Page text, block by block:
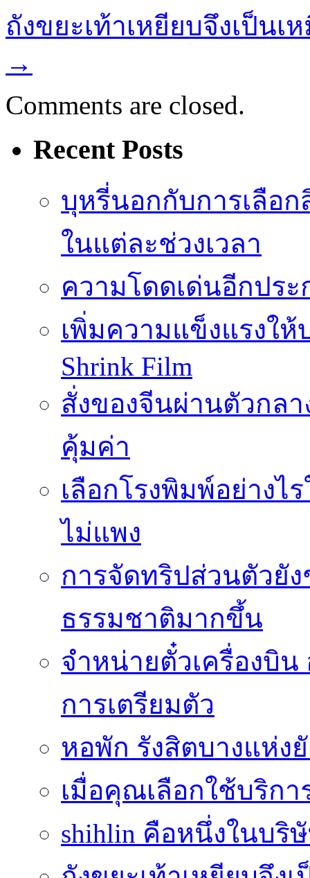
ถังขยะเท้าเหยียบจึงเป็นเ
→
Comments are closed.
Recent Posts
บุหรี่นอกกับการเลือ
ในแต่ละช่วงเวลา
ความโดดเด่นอีกประ
เพิ่มความแข็งแรงให้
Shrink Film
สั่งของจีนผ่านตัวกลา
คุ้มค่า
เลือกโรงพิมพ์อย่าง
ไม่แพง
การจัดทริปส่วนตัวยั
ธรรมชาติมากขึ้น
จำหน่ายตั๋วเครื่องบิ
การเตรียมตัว
หอพัก รังสิตบางแห่ง
เมื่อคุณเลือกใช้บริก
shihlin คือหนึ่งในบริ